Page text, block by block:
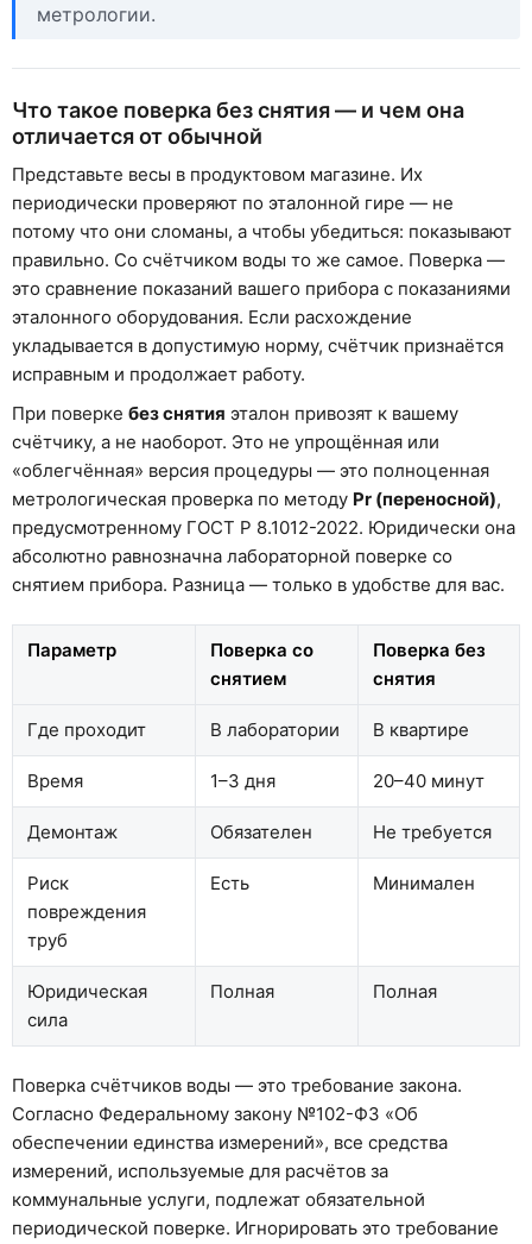
метрологии.
Что такое поверка без снятия — и чем она
отличается от обычной
Представьте весы в продуктовом магазине. Их
периодически проверяют по эталонной гире — не
потому что они сломаны, а чтобы убедиться: показывают
правильно. Со счётчиком воды то же самое. Поверка —
это сравнение показаний вашего прибора с показаниями
эталонного оборудования. Если расхождение
укладывается в допустимую норму, счётчик признаётся
исправным и продолжает работу.
При поверке без снятия эталон привозят к вашему
счётчику, а не наоборот. Это не упрощённая или
«облегчённая» версия процедуры — это полноценная
метрологическая проверка по методу Pr (переносной),
предусмотренному ГОСТ Р 8.1012-2022. Юридически она
абсолютно равнозначна лабораторной поверке со
снятием прибора. Разница — только в удобстве для вас.
Параметр
Поверка со
снятием
Поверка без
снятия
Где проходит В лаборатории В квартире
Время 1–3 дня 20–40 минут
Демонтаж Обязателен Не требуется
Риск
повреждения
труб
Есть Минимален
Юридическая
сила
Полная Полная
Поверка счётчиков воды — это требование закона.
Согласно Федеральному закону №102-ФЗ «Об
обеспечении единства измерений», все средства
измерений, используемые для расчётов за
коммунальные услуги, подлежат обязательной
периодической поверке. Игнорировать это требование